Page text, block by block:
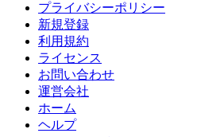
プライバシーポリシー
新規登録
利用規約
ライセンス
お問い合わせ
運営会社
ホーム
ヘルプ